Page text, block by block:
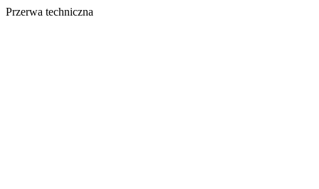
Przerwa techniczna